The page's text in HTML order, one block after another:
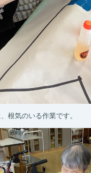
根気のいる作業です。